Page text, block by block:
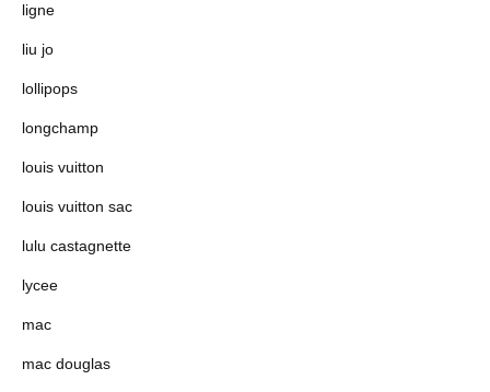
ligne
liu jo
lollipops
longchamp
louis vuitton
louis vuitton sac
lulu castagnette
lycee
mac
mac douglas